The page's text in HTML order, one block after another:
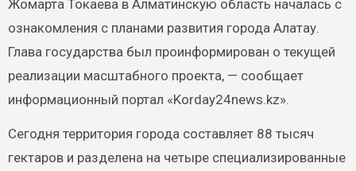
Жомарта Токаева в Алматинскую область началась с
ознакомления с планами развития города Алатау.
Глава государства был проинформирован о текущей
реализации масштабного проекта, — сообщает
информационный портал «Korday24news.kz».
Сегодня территория города составляет 88 тысяч
гектаров и разделена на четыре специализированные